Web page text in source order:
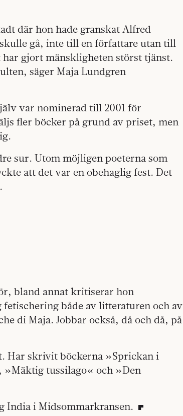
där hon hade granskat Alfred
gå, inte till en författare utan till
gjort mänskligheten störst tjänst.
säger Maja Lundgren
var nominerad till 2001 för
fler böcker på grund av priset, men
sur. Utom möjligen poeterna som
att det var en obehaglig fest. Det
bland annat kritiserar hon
både av litteraturen och av
di Maja. Jobbar också, då och då, på
Har skrivit böckerna »Sprickan i
tussilago« och »Den
India i Midsommarkransen.